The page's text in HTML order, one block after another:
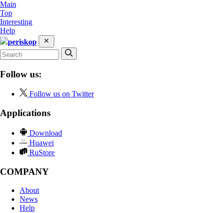
Main
Top
Interesting
Help
periskop
Follow us:
Follow us on Twitter
Applications
Download
Huawei
RuStore
COMPANY
About
News
Help